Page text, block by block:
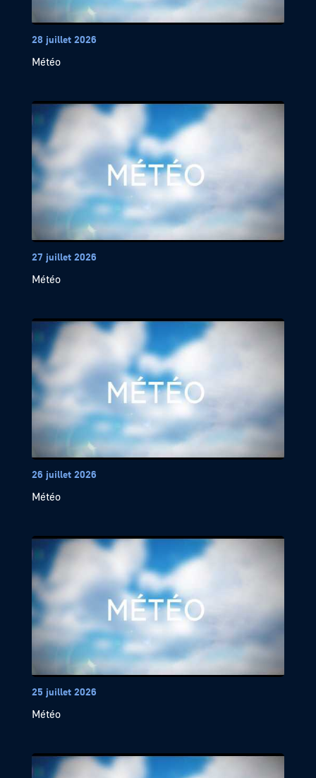
28 juillet 2026
Météo
27 juillet 2026
Météo
26 juillet 2026
Météo
25 juillet 2026
Météo